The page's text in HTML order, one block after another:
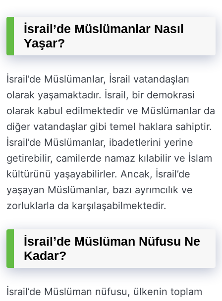
İsrail’de Müslümanlar Nasıl
Yaşar?
İsrail’de Müslümanlar, İsrail vatandaşları
olarak yaşamaktadır. İsrail, bir demokrasi
olarak kabul edilmektedir ve Müslümanlar da
diğer vatandaşlar gibi temel haklara sahiptir.
İsrail’de Müslümanlar, ibadetlerini yerine
getirebilir, camilerde namaz kılabilir ve İslam
kültürünü yaşayabilirler. Ancak, İsrail’de
yaşayan Müslümanlar, bazı ayrımcılık ve
zorluklarla da karşılaşabilmektedir.
İsrail’de Müslüman Nüfusu Ne
Kadar?
İsrail’de Müslüman nüfusu, ülkenin toplam